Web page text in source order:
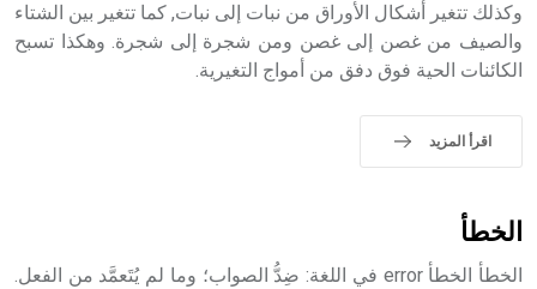
الملوك الذين حكموا مدينة إديسا (الرها) من أبجر الأول وحتى
التاسع، وهم ينتسبون إلى أسرة أوسروين
حيث تقتصر القيمة الصوتية للعلامة الك
وكذلك تتغير أشكال الأوراق من نبات إلى نبات, كما تتغير بين الشتاء
والصيف من غصن إلى غصن ومن شجرة إلى شجرة. وهكذا تسبح
الكائنات الحية فوق دفق من أمواج التغيرية.
اقرأ المزيد
الخطأ
الخطأ الخطأ error في اللغة: ضِدُّ الصواب؛ وما لم يُتَعمَّد من الفعل.